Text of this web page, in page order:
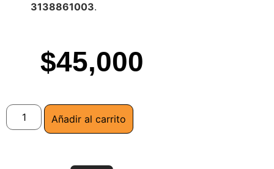
3138861003.
$45,000
Añadir al carrito